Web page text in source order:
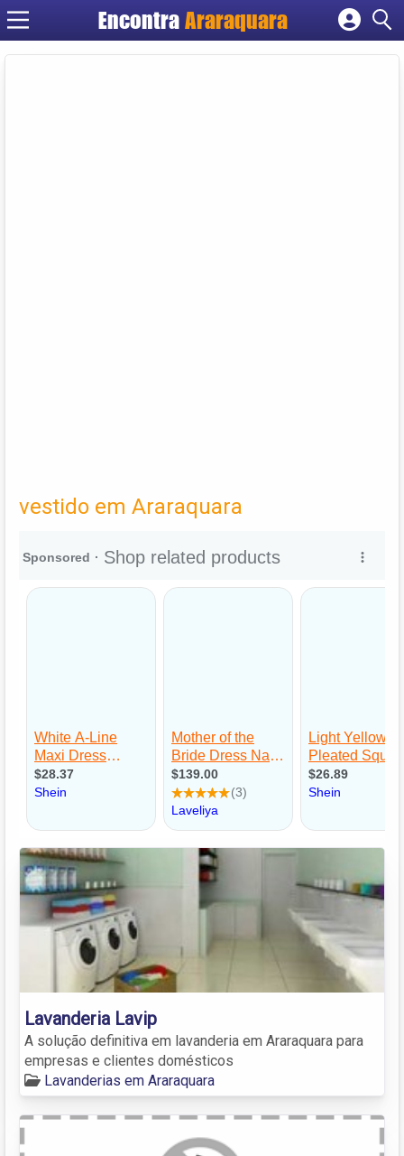
EncontraAraraquara
Cadastrar empresa
vestido em Araraquara
Lavanderia Lavip
A solução definitiva em lavanderia em Araraquara para
empresas e clientes domésticos
Lavanderias em Araraquara